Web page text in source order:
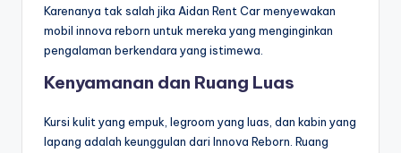
Karenanya tak salah jika Aidan Rent Car menyewakan
mobil innova reborn untuk mereka yang menginginkan
pengalaman berkendara yang istimewa.
Kenyamanan dan Ruang Luas
Kursi kulit yang empuk, legroom yang luas, dan kabin yang
lapang adalah keunggulan dari Innova Reborn. Ruang